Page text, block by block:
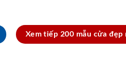
Xem tiếp 200 mẫu cửa đẹp